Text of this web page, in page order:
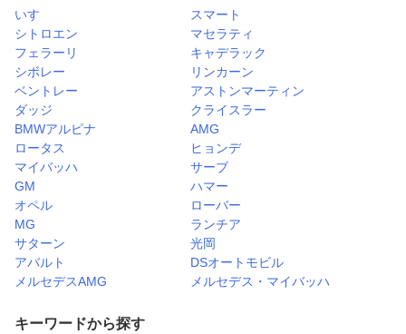
いすゞ
スマート
シトロエン
マセラティ
フェラーリ
キャデラック
シボレー
リンカーン
ベントレー
アストンマーティン
ダッジ
クライスラー
BMWアルピナ
AMG
ロータス
ヒョンデ
マイバッハ
サーブ
GM
ハマー
オペル
ローバー
MG
ランチア
サターン
光岡
アバルト
DSオートモビル
メルセデスAMG
メルセデス・マイバッハ
キーワードから探す